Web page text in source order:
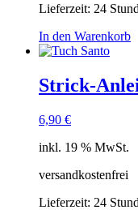
Lieferzeit: 24
In den Warenkorb
Strick-
6,90 €
inkl. 19 % MwSt.
versandkostenfrei
Lieferzeit: 24